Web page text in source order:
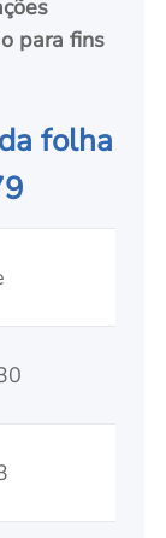
para fins
folha